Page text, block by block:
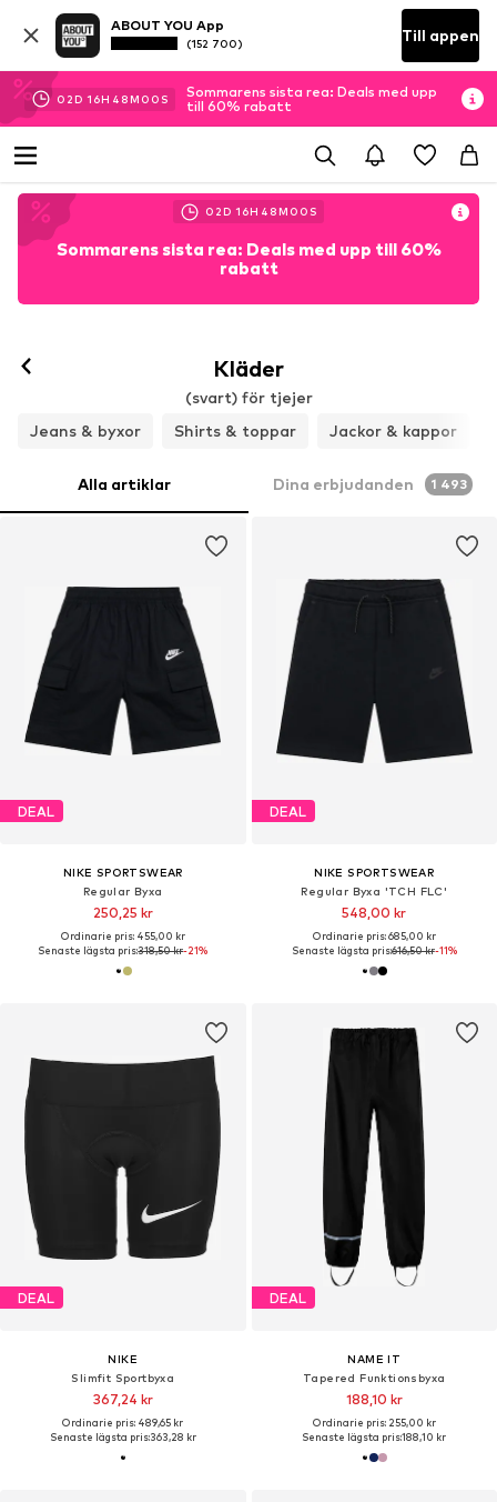
ABOUT YOU App
(152 700) Till appen
02D 16H 47M 58S
Sommarens sista rea: Deals med upp
till 60% rabatt
02D 16H 47M 58 S
Sommarens sista rea: Deals med upp till 60%
rabatt
Kläder
(svart) för tjejer
Jeans & byxor
Shirts & toppar Jackor & kappor
Alla artiklar Dina erbjudanden 1 493
DEAL
NIKE SPORTSWEAR
Regular Byxa
250,25 kr
Ordinarie pris: 455,00 kr
Senaste lägsta pris:318,50 kr-21%
DEAL
NIKE SPORTSWEAR
Regular Byxa 'TCH FLC'
548,00 kr
Ordinarie pris: 685,00 kr
Senaste lägsta pris:616,50 kr-11%
DEAL
NIKE
Slimfit Sportbyxa
367,24 kr
Ordinarie pris: 489,65 kr
Senaste lägsta pris:363,28 kr
DEAL
NAME IT
Tapered Funktionsbyxa
188,10 kr
Ordinarie pris: 255,00 kr
Senaste lägsta pris:188,10 kr